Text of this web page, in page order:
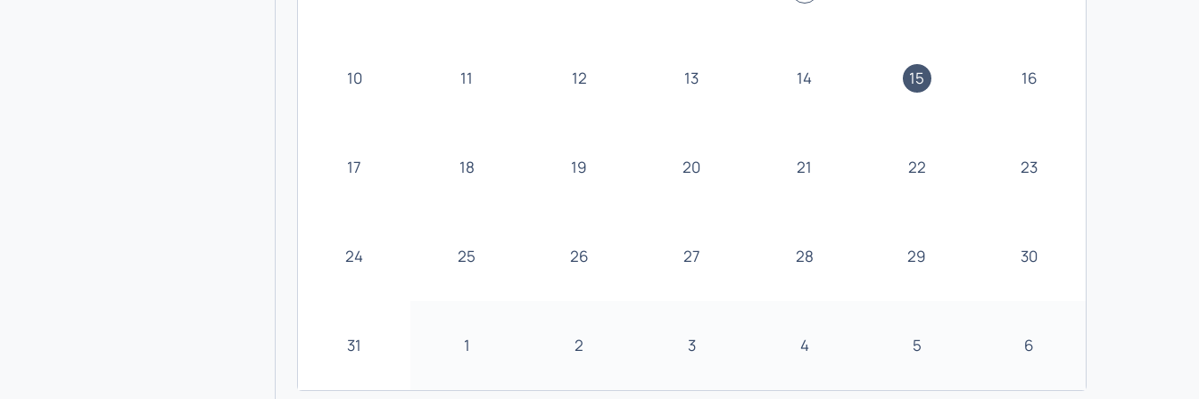
10 11 12 13 14 15 16
17 18 19 20 21 22 23
24 25 26 27 28 29 30
31 1 2 3 4 5 6